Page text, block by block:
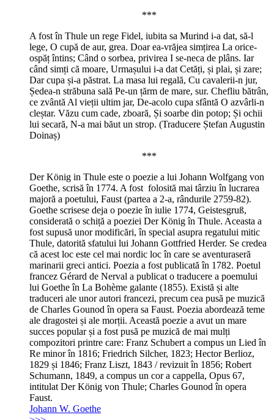
***
A fost în Thule un rege Fidel, iubita sa Murind i-a dat, să-l
lege, O cupă de aur, grea. Doar ea-vrăjea simțirea La orice-
ospăț întins; Când o sorbea, privirea I se-neca de plâns. Iar
când simți că moare, Urmașului i-a dat Cetăți, și plai, și zare;
Dar cupa și-a păstrat. La masa lui regală, Cu cavalerii-n jur,
Ședea-n străbuna sală Pe-un țărm de mare, sur. Chefliu bătrân,
ce zvântă Al vieții ultim jar, De-acolo cupa sfântă O azvârli-n
cleștar. Văzu cum cade, zboară, Și soarbe din potop; Și ochii
lui secară, N-a mai băut un strop. (Traducere Ștefan Augustin
Doinaș)
***
Der König in Thule este o poezie a lui Johann Wolfgang von
Goethe, scrisă în 1774. A fost folosită mai târziu în lucrarea
majoră a poetului, Faust (partea a 2-a, rândurile 2759-82).
Goethe scrisese deja o poezie în iulie 1774, Geistesgruß,
considerată o schiță a poeziei Der König în Thule. Aceasta a
fost supusă unor modificări, în special asupra regatului mitic
Thule, datorită sfatului lui Johann Gottfried Herder. Se credea
că acest loc este cel mai nordic loc în care se aventuraseră
marinarii greci antici. Poezia a fost publicată în 1782. Poetul
francez Gérard de Nerval a publicat o traducere a poemului
lui Goethe în La Bohème galante (1855). Există și alte
traduceri ale unor autori francezi, precum cea pusă pe muzică
de Charles Gounod în opera sa Faust. Poezia abordează teme
ale dragostei și ale morții. Această poezie a avut un mare
succes popular și a fost pusă pe muzică de mai mulți
compozitori printre care: Franz Schubert a compus un Lied în
Re minor în 1816; Friedrich Silcher, 1823; Hector Berlioz,
1829 și 1846; Franz Liszt, 1843 / revizuit în 1856; Robert
Schumann, 1849, a compus un cor a cappella, Opus 67,
intitulat Der König von Thule; Charles Gounod în opera
Faust.
Johann W. Goethe